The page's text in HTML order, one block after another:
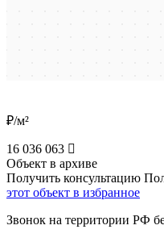
₽/м²
16 036 063
Объект в архиве
Получить консультацию
этот объект в избранное
Звонок на территории РФ